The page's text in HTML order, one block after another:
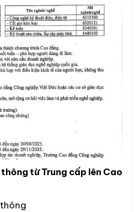
từ Trung cấp lên Cao